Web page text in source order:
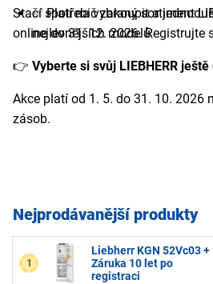
✅ Platí na vybraný sortiment
nejlevnějších modelů
Stačí spotřebič zakoupit a
online do 31. 12. 2026.
👉 Vyberte si svůj LIEBHERR ještě
Akce platí od 1. 5. do 31. 10. 2026
zásob.
Nejprodávanější produkty
1
Liebherr KGN 52Vc03 +
Záruka 10 let po
registraci